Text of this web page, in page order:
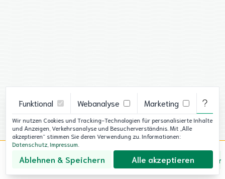
Über uns Datenschutz Impressum Cookie-
Funktional Webanalyse Marketing
Wir nutzen Cookies und Tracking-Technologien für personalisierte Inhalte
und Anzeigen, Verkehrsanalyse und Besucherverständnis. Mit „Alle
akzeptieren“ stimmen Sie deren Verwendung zu. Informationen:
Datenschutz, Impressum
Ablehnen & Speichern Alle akzeptieren